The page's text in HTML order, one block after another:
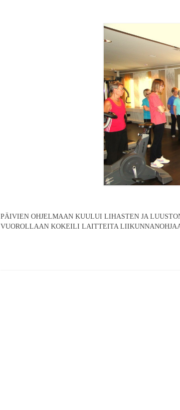
PÄIVIEN OHJELMAAN KUULUI LIHASTEN JA
VUOROLLAAN KOKEILI LAITTEITA